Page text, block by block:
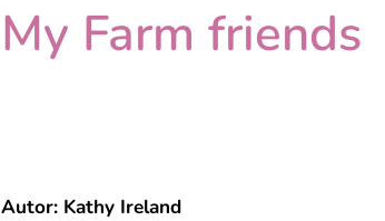
My Farm friends
Autor: Kathy Ireland